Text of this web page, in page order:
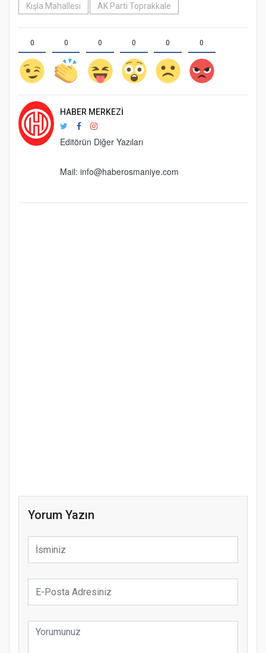
Kışla Mahallesi AK Parti Toprakkale
0 0 0 0 0 0
HABER MERKEZI
Editörün Diğer Yazıları
Mail: info@haberosmaniye.com
Yorum Yazın